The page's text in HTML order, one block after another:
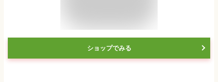
ショップでみる